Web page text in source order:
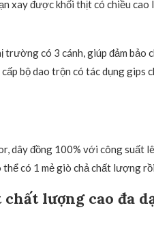
xay được khối thịt có chiều
trường có 3 cánh, giúp đảm bảo
bộ dao trộn có tác dụng gips
dây đồng 100% với công suất
có 1 mẻ giò chả chất lượng
lượng cao đa